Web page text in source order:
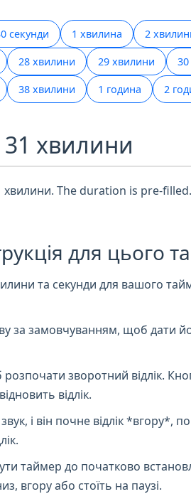
секунди 1 хвилина 2
28 хвилини 29 хвилини
38 хвилини 1 година 2
хвилини
The duration is pre-
для цього
та секунди для вашого
за замовчуванням, щоб дати
зворотний відлік.
відновить відлік.
і він почне відлік
таймер до початково
вгору або стоїть на паузі.